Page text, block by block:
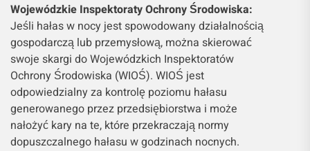
Wojewódzkie Inspektoraty Ochrony Środowiska:
Jeśli hałas w nocy jest spowodowany działalnością
gospodarczą lub przemysłową, można skierować
swoje skargi do Wojewódzkich Inspektoratów
Ochrony Środowiska (WIOŚ). WIOŚ jest
odpowiedzialny za kontrolę poziomu hałasu
generowanego przez przedsiębiorstwa i może
nałożyć kary na te, które przekraczają normy
dopuszczalnego hałasu w godzinach nocnych.